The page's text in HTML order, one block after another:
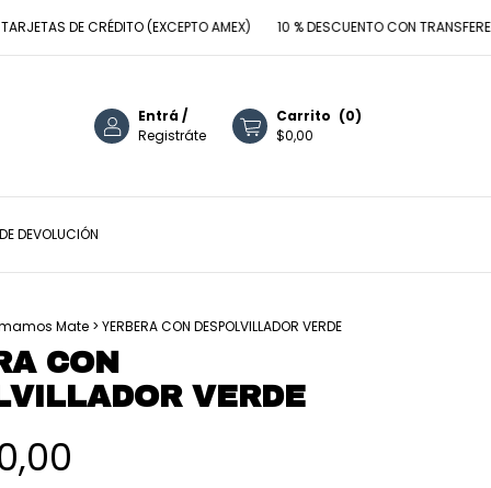
DE CRÉDITO (EXCEPTO AMEX) 10 % DESCUENTO CON
Entrá/
Registráte
Carrito (0)
$0,00
DEVOLUCIÓN
Mate > YERBERA CON DESPOLVILLADOR VERDE
CON
VERDE